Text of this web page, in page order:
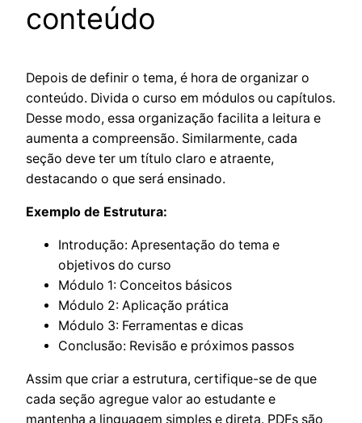
conteúdo
Depois de definir o tema, é hora de organizar o
conteúdo. Divida o curso em módulos ou capítulos.
Desse modo, essa organização facilita a leitura e
aumenta a compreensão. Similarmente, cada
seção deve ter um título claro e atraente,
destacando o que será ensinado.
Exemplo de Estrutura:
Introdução: Apresentação do tema e
objetivos do curso
Módulo 1: Conceitos básicos
Módulo 2: Aplicação prática
Módulo 3: Ferramentas e dicas
Conclusão: Revisão e próximos passos
Assim que criar a estrutura, certifique-se de que
cada seção agregue valor ao estudante e
mantenha a linguagem simples e direta. PDFs são